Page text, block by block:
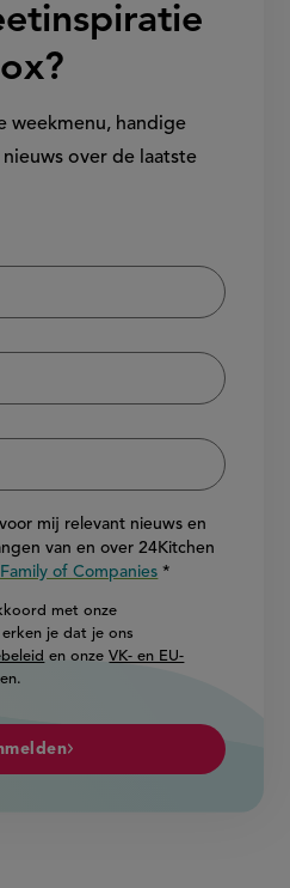
weekmenu, handige
over de laatste
mij relevant nieuws en
van en over 24Kitchen
of Companies
met onze
erken je dat je ons
en onzeVK- en EU-